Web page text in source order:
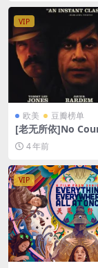
VIP
欧美 豆瓣榜单
[老无所依]No
ld Men (2007)[百
雷云盘资源1080P
[MP4/7.8GB][中
4 年前
VIP